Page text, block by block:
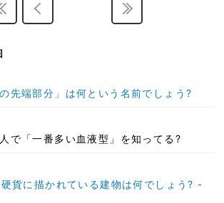
先端部分」は何という名前でしょう?
で「一番多い血液型」を知ってる?
硬貨に描かれている建物は何でしょう? -